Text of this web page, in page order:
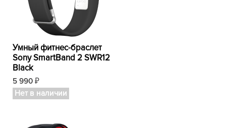
Умный фитнес-браслет
Sony SmartBand 2 SWR12
Black
5 990 ₽
Нет в наличии